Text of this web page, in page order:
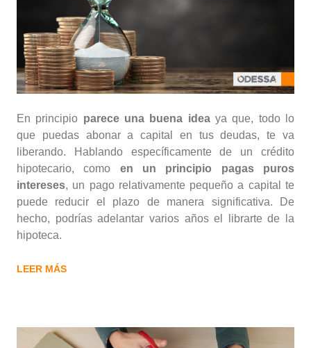
En principio parece una buena ideaya que, todo lo
que puedas abonar a capital en tus deudas, te va
liberando. Hablando específicamente de un crédito
hipotecario, como en un principio pagas puros
intereses, un pago relativamente pequeño a capital te
puede reducir el plazo de manera significativa. De
hecho, podrías adelantar varios años el librarte de la
hipoteca.
LEER MÁS